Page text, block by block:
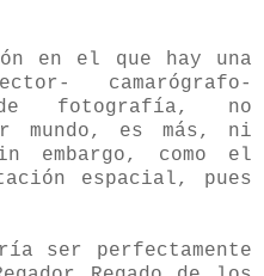
en el que hay una
camarógrafo-
fotografía, no
mundo, es más, ni
embargo, como el
espacial, pues
ser perfectamente